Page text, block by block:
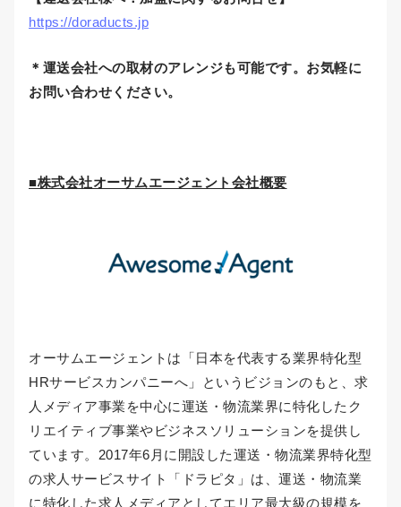
https://doraducts.jp
＊運送会社への取材のアレンジも可能です。お気軽に
お問い合わせください。
■株式会社オーサムエージェント会社概要
オーサムエージェントは「日本を代表する業界特化型
HRサービスカンパニーへ」というビジョンのもと、求
人メディア事業を中心に運送・物流業界に特化したク
リエイティブ事業やビジネスソリューションを提供し
ています。2017年6月に開設した運送・物流業界特化型
の求人サービスサイト「ドラピタ」は、運送・物流業
に特化した求人メディアとしてエリア最大級の規模を